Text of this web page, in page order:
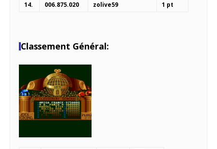
14.
006.875.020 zolive59 1 pt
Classement Général: